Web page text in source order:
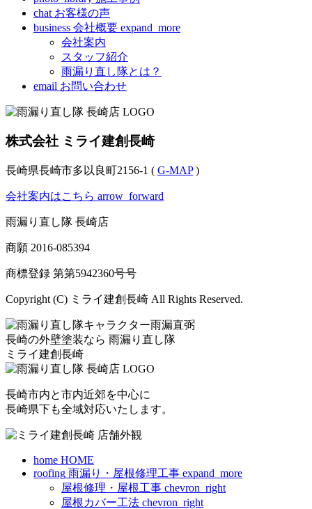
chat お客様の声
business 会社概要 expand_more
会社案内
スタッフ紹介
雨漏り直し隊とは？
email お問い合わせ
株式会社 ミライ建創長崎
長崎県長崎市多以良町2156-1 ( G-MAP)
会社案内はこちら arrow_forward
雨漏り直し隊 長崎店
商願 2016-085394
商標登録 第第5942360号号
Copyright (C) ミライ建創長崎 All Rights Reserved.
長崎の外壁塗装なら 雨漏り直し隊
ミライ建創長崎
長崎市内と市内近郊を中心に
長崎県下も全域対応いたします。
home HOME
roofing 雨漏り・屋根修理工事 expand_more
屋根修理・屋根工事 chevron_right
屋根カバー工法 chevron_right